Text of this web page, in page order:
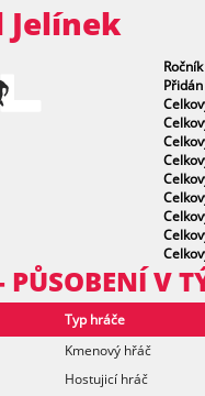
Jelínek
PŮSOBENÍ V
Typ hráče
Kmenový hřáč
Hostujicí hráč